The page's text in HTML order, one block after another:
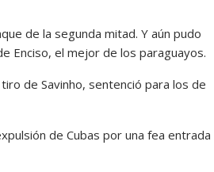
de la segunda mitad. Y aún pudo
Enciso, el mejor de los paraguayos.
de Savinho, sentenció para los de
de Cubas por una fea entrada